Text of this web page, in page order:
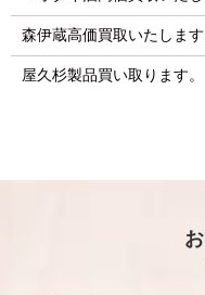
森伊蔵高価買取いたします
屋久杉製品買い取ります。